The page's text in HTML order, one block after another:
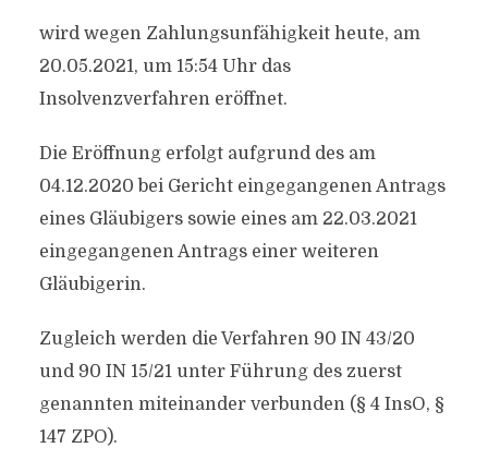
wird wegen Zahlungsunfähigkeit heute, am
20.05.2021, um 15:54 Uhr das
Insolvenzverfahren eröffnet.
Die Eröffnung erfolgt aufgrund des am
04.12.2020 bei Gericht eingegangenen Antrags
eines Gläubigers sowie eines am 22.03.2021
eingegangenen Antrags einer weiteren
Gläubigerin.
Zugleich werden die Verfahren 90 IN 43/20
und 90 IN 15/21 unter Führung des zuerst
genannten miteinander verbunden (§ 4 InsO, §
147 ZPO).